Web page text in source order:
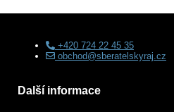
+420 724 22 45 35
obchod@sberatelskyraj.cz
Další informace